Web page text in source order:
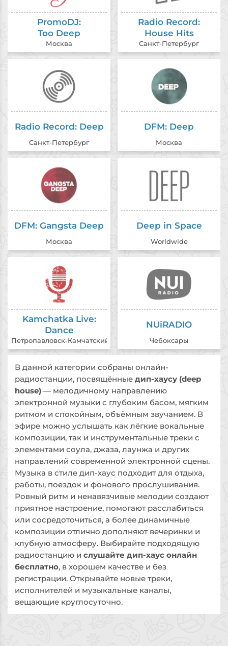
PromoDJ:
Too Deep
Москва
Radio Record:
House Hits
Санкт-Петербург
Radio Record: Deep
Санкт-Петербург
DFM: Deep
Москва
DFM: Gangsta Deep
Москва
Deep in Space
Worldwide
Kamchatka Live:
Dance
Петропавловск-Камчатский
NUiRADIO
Чебоксары
В данной категории собраны онлайн-
радиостанции, посвящённые дип-хаусу (deep
house) — мелодичному направлению
электронной музыки с глубоким басом, мягким
ритмом и спокойным, объёмным звучанием. В
эфире можно услышать как лёгкие вокальные
композиции, так и инструментальные треки с
элементами соула, джаза, лаунжа и других
направлений современной электронной сцены.
Музыка в стиле дип-хаус подходит для отдыха,
работы, поездок и фонового прослушивания.
Ровный ритм и ненавязчивые мелодии создают
приятное настроение, помогают расслабиться
или сосредоточиться, а более динамичные
композиции отлично дополняют вечеринки и
клубную атмосферу. Выбирайте подходящую
радиостанцию и слушайте дип-хаус онлайн
бесплатно, в хорошем качестве и без
регистрации. Открывайте новые треки,
исполнителей и музыкальные каналы,
вещающие круглосуточно.